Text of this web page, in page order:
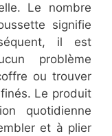
Le nombre
signifie
il est
problème
ou trouver
Le produit
quotidienne
et à plier